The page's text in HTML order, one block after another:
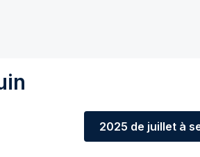
2025 de juillet à